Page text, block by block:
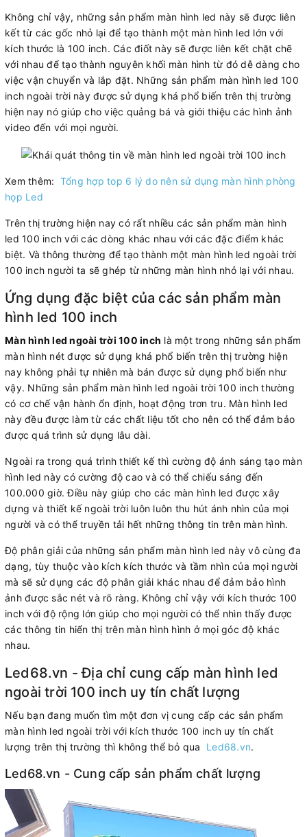
Không chỉ vậy, những sản phẩm màn hình led này sẽ được liên
kết từ các gốc nhỏ lại để tạo thành một màn hình led lớn với
kích thước là 100 inch. Các điốt này sẽ được liên kết chặt chẽ
với nhau để tạo thành nguyên khối màn hình từ đó dễ dàng cho
việc vận chuyển và lắp đặt. Những sản phẩm màn hình led 100
inch ngoài trời này được sử dụng khá phổ biến trên thị trường
hiện nay nó giúp cho việc quảng bá và giới thiệu các hình ảnh
video đến với mọi người.
Xem thêm: Tổng hợp top 6 lý do nên sử dụng màn hình phòng
họp Led
Trên thị trường hiện nay có rất nhiều các sản phẩm màn hình
led 100 inch với các dòng khác nhau với các đặc điểm khác
biệt. Và thông thường để tạo thành một màn hình led ngoài trời
100 inch người ta sẽ ghép từ những màn hình nhỏ lại với nhau.
Ứng dụng đặc biệt của các sản phẩm màn
hình led 100 inch
Màn hình led ngoài trời 100 inch là một trong những sản phẩm
màn hình nét được sử dụng khá phổ biến trên thị trường hiện
nay không phải tự nhiên mà bán được sử dụng phổ biến như
vậy. Những sản phẩm màn hình led ngoài trời 100 inch thường
có cơ chế vận hành ổn định, hoạt động trơn tru. Màn hình led
này đều được làm từ các chất liệu tốt cho nên có thể đảm bảo
được quá trình sử dụng lâu dài.
Ngoài ra trong quá trình thiết kế thì cường độ ánh sáng tạo màn
hình led này có cường độ cao và có thể chiếu sáng đến
100.000 giờ. Điều này giúp cho các màn hình led được xây
dựng và thiết kế ngoài trời luôn luôn thu hút ánh nhìn của mọi
người và có thể truyền tải hết những thông tin trên màn hình.
Độ phân giải của những sản phẩm màn hình led này vô cùng đa
dạng, tùy thuộc vào kích kích thước và tầm nhìn của mọi người
mà sẽ sử dụng các độ phân giải khác nhau để đảm bảo hình
ảnh được sắc nét và rõ ràng. Không chỉ vậy với kích thước 100
inch với độ rộng lớn giúp cho mọi người có thể nhìn thấy được
các thông tin hiển thị trên màn hình hình ở mọi góc độ khác
nhau.
Led68.vn - Địa chỉ cung cấp màn hình led
ngoài trời 100 inch uy tín chất lượng
Nếu bạn đang muốn tìm một đơn vị cung cấp các sản phẩm
màn hình led ngoài trời với kích thước 100 inch uy tín chất
lượng trên thị trường thì không thể bỏ qua Led68.vn.
Led68.vn - Cung cấp sản phẩm chất lượng